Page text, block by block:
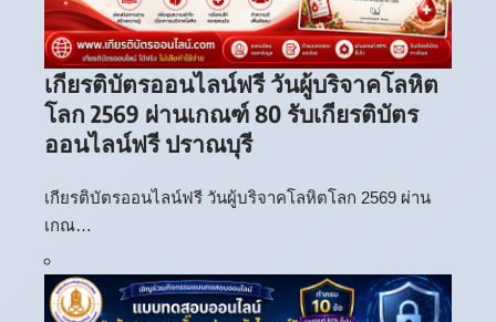
เกียรติบัตรออนไลน์ฟรี วันผู้บริจาคโลหิต
โลก 2569 ผ่านเกณฑ์ 80 รับเกียรติบัตร
ออนไลน์ฟรี ปราณบุรี
เกียรติบัตรออนไลน์ฟรี วันผู้บริจาคโลหิตโลก 2569 ผ่าน
เกณ…